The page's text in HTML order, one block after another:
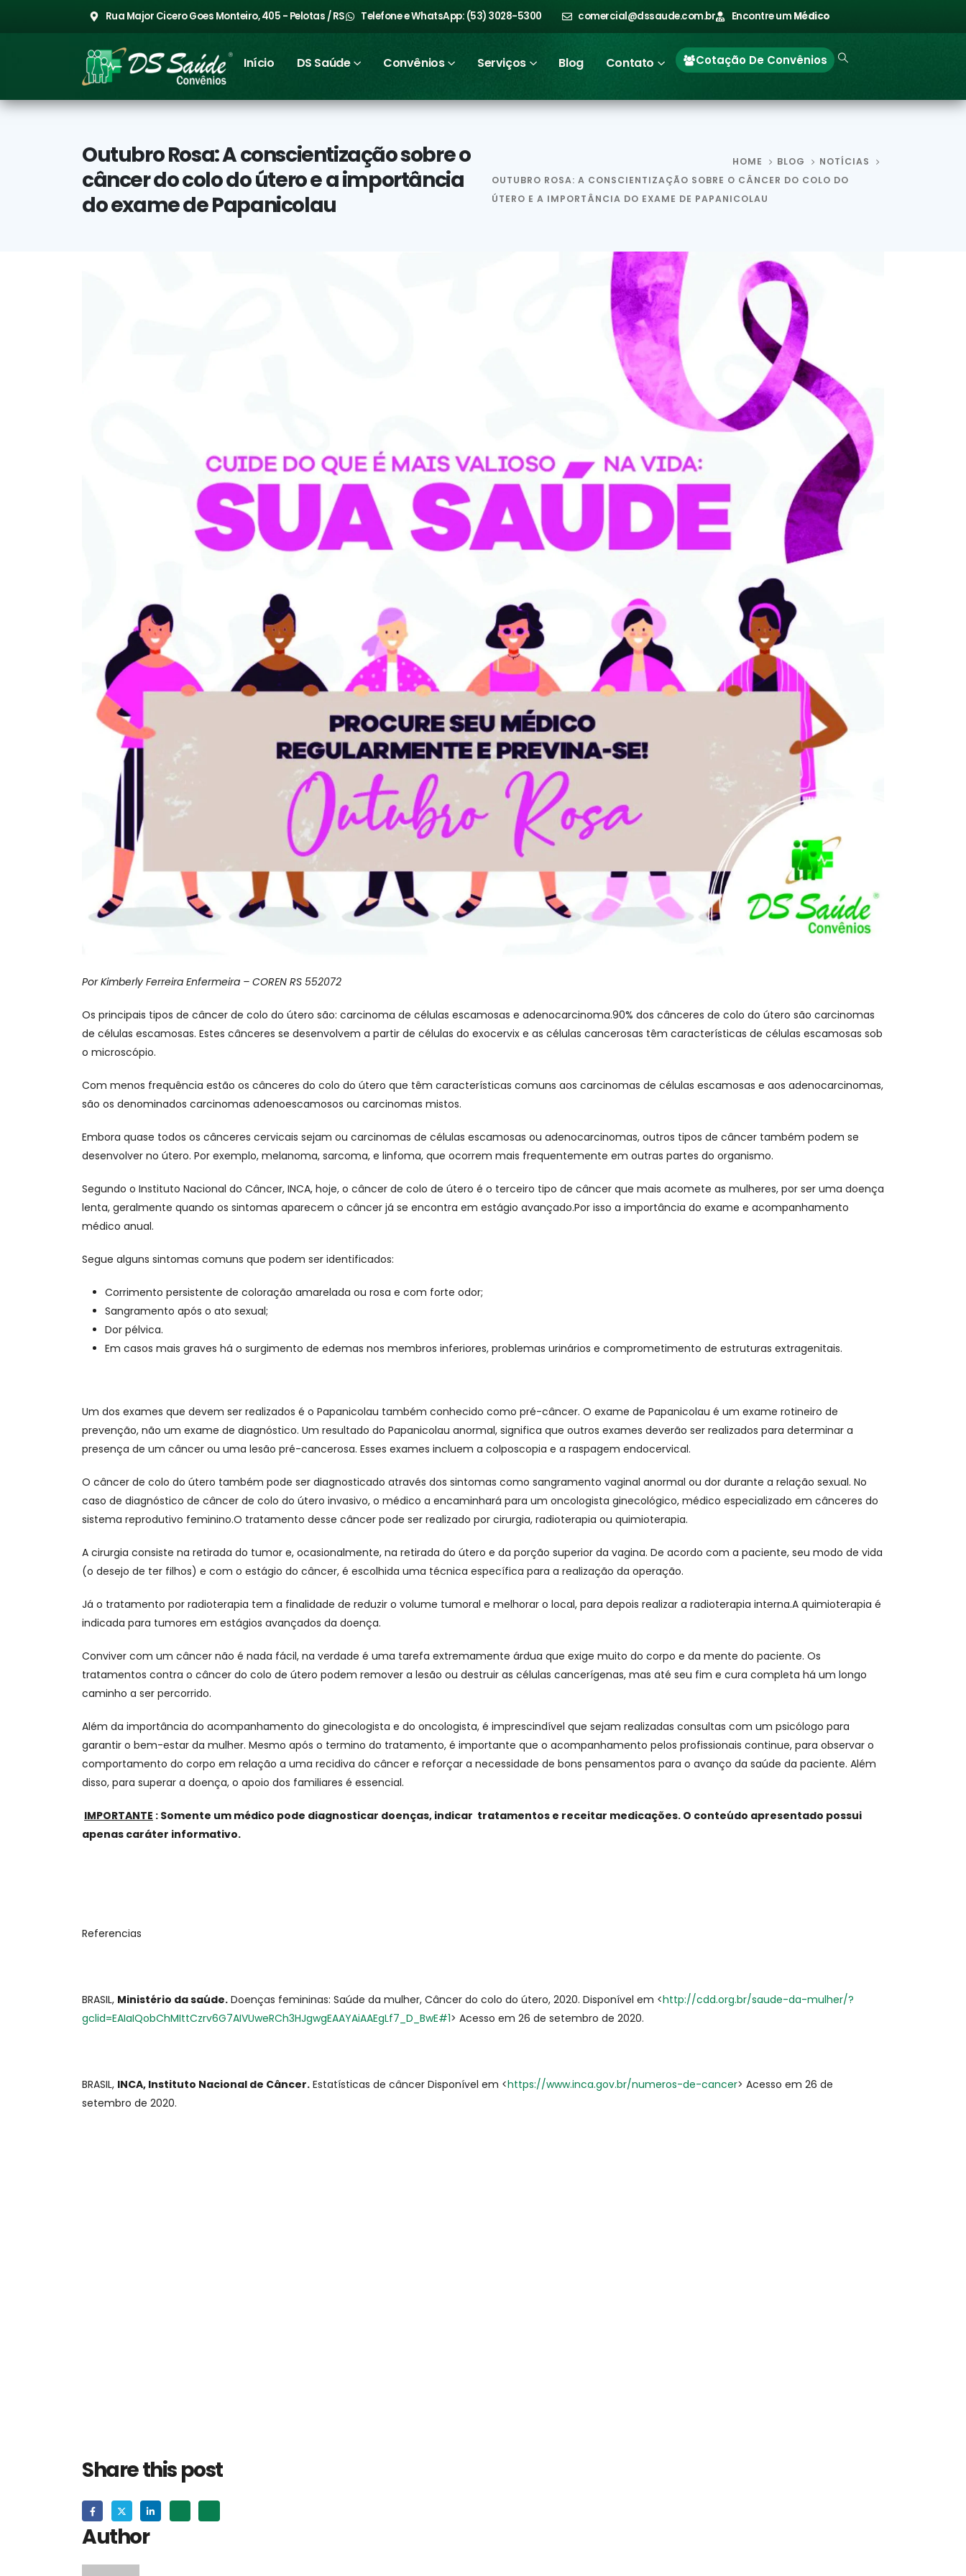
Rua Major Cicero Goes Monteiro, 405 - Pelotas / RS Telefone e WhatsApp: (53) 3028-5300 comercial@dssaude.com.br Encontre um Médico
Início DS Saúde Convênios Serviços Blog Contato Cotação De Convênios
Outubro Rosa: A conscientização sobre o
câncer do colo do útero e a importância
do exame de Papanicolau
HOME BLOG
NOTÍCIAS
OUTUBRO ROSA: A CONSCIENTIZAÇÃO SOBRE O CÂNCER DO COLO DO
ÚTERO E A IMPORTÂNCIA DO EXAME DE PAPANICOLAU
Por Kimberly Ferreira Enfermeira – COREN RS 552072
Os principais tipos de câncer de colo do útero são: carcinoma de células escamosas e adenocarcinoma.90% dos cânceres de colo do útero são carcinomas
de células escamosas. Estes cânceres se desenvolvem a partir de células do exocervix e as células cancerosas têm características de células escamosas sob
o microscópio.
Com menos frequência estão os cânceres do colo do útero que têm características comuns aos carcinomas de células escamosas e aos adenocarcinomas,
são os denominados carcinomas adenoescamosos ou carcinomas mistos.
Embora quase todos os cânceres cervicais sejam ou carcinomas de células escamosas ou adenocarcinomas, outros tipos de câncer também podem se
desenvolver no útero. Por exemplo, melanoma, sarcoma, e linfoma, que ocorrem mais frequentemente em outras partes do organismo.
Segundo o Instituto Nacional do Câncer, INCA, hoje, o câncer de colo de útero é o terceiro tipo de câncer que mais acomete as mulheres, por ser uma doença
lenta, geralmente quando os sintomas aparecem o câncer já se encontra em estágio avançado.Por isso a importância do exame e acompanhamento
médico anual.
Segue alguns sintomas comuns que podem ser identificados:
Corrimento persistente de coloração amarelada ou rosa e com forte odor;
Sangramento após o ato sexual;
Dor pélvica.
Em casos mais graves há o surgimento de edemas nos membros inferiores, problemas urinários e comprometimento de estruturas extragenitais.
Um dos exames que devem ser realizados é o Papanicolau também conhecido como pré-câncer. O exame de Papanicolau é um exame rotineiro de
prevenção, não um exame de diagnóstico. Um resultado do Papanicolau anormal, significa que outros exames deverão ser realizados para determinar a
presença de um câncer ou uma lesão pré-cancerosa. Esses exames incluem a colposcopia e a raspagem endocervical.
O câncer de colo do útero também pode ser diagnosticado através dos sintomas como sangramento vaginal anormal ou dor durante a relação sexual. No
caso de diagnóstico de câncer de colo do útero invasivo, o médico a encaminhará para um oncologista ginecológico, médico especializado em cânceres do
sistema reprodutivo feminino.O tratamento desse câncer pode ser realizado por cirurgia, radioterapia ou quimioterapia.
A cirurgia consiste na retirada do tumor e, ocasionalmente, na retirada do útero e da porção superior da vagina. De acordo com a paciente, seu modo de vida
(o desejo de ter filhos) e com o estágio do câncer, é escolhida uma técnica específica para a realização da operação.
Já o tratamento por radioterapia tem a finalidade de reduzir o volume tumoral e melhorar o local, para depois realizar a radioterapia interna.A quimioterapia é
indicada para tumores em estágios avançados da doença.
Conviver com um câncer não é nada fácil, na verdade é uma tarefa extremamente árdua que exige muito do corpo e da mente do paciente. Os
tratamentos contra o câncer do colo de útero podem remover a lesão ou destruir as células cancerígenas, mas até seu fim e cura completa há um longo
caminho a ser percorrido.
Além da importância do acompanhamento do ginecologista e do oncologista, é imprescindível que sejam realizadas consultas com um psicólogo para
garantir o bem-estar da mulher. Mesmo após o termino do tratamento, é importante que o acompanhamento pelos profissionais continue, para observar o
comportamento do corpo em relação a uma recidiva do câncer e reforçar a necessidade de bons pensamentos para o avanço da saúde da paciente. Além
disso, para superar a doença, o apoio dos familiares é essencial.
IMPORTANTE : Somente um médico pode diagnosticar doenças, indicar tratamentos e receitar medicações. O conteúdo apresentado possui
apenas caráter informativo.
Referencias
BRASIL, Ministério da saúde. Doenças femininas: Saúde da mulher, Câncer do colo do útero, 2020. Disponível em <http://cdd.org.br/saude-da-mulher/?
gclid=EAIaIQobChMIttCzrv6G7AIVUweRCh3HJgwgEAAYAiAAEgLf7_D_BwE#1> Acesso em 26 de setembro de 2020.
BRASIL, INCA, Instituto Nacional de Câncer. Estatísticas de câncer Disponível em <https://www.inca.gov.br/numeros-de-cancer> Acesso em 26 de
setembro de 2020.
Share this post
Author